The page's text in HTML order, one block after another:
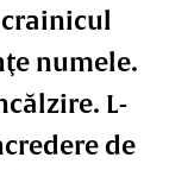
crainicul
numele.
L-
de